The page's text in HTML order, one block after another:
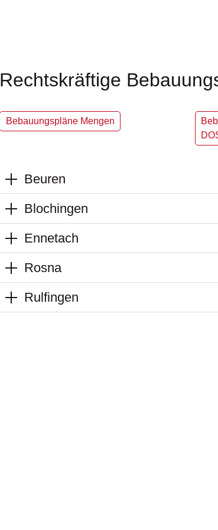
Rechtskräftige
Bebauungspläne Mengen
Beuren
Blochingen
Ennetach
Rosna
Rulfingen